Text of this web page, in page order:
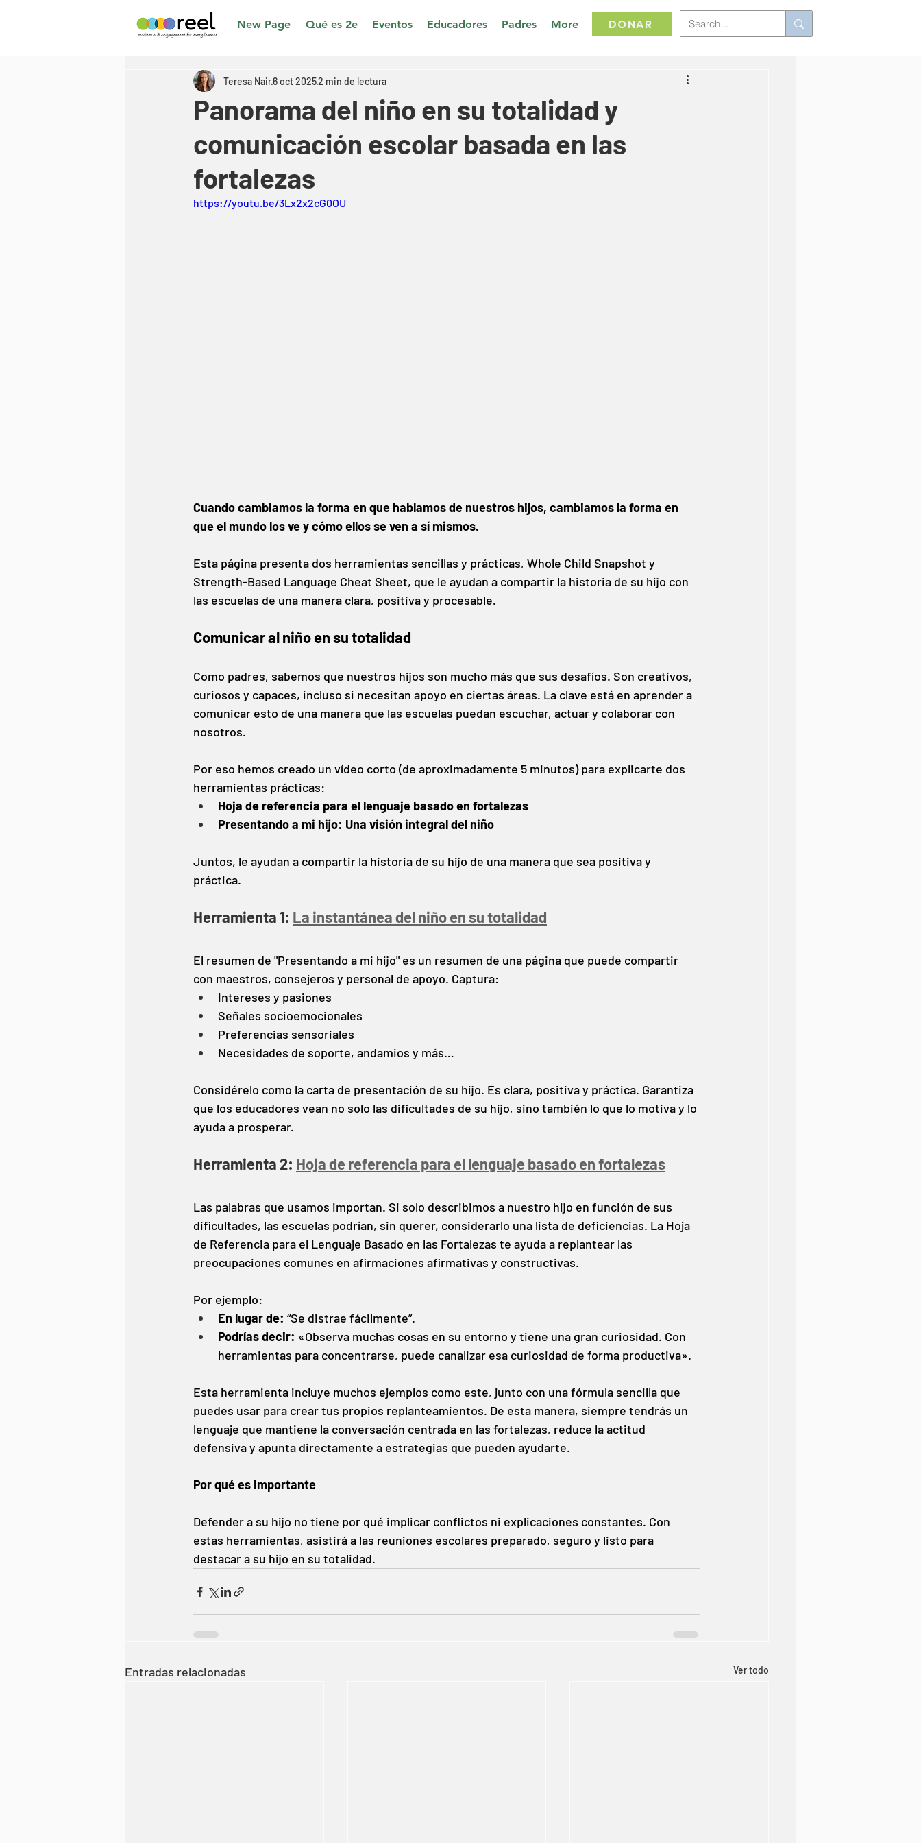
New Page Qué es 2e Eventos Educadores Padres More DONAR
Panorama del niño en su totalidad y
comunicación escolar basada en las
fortalezas
Teresa Nair6 oct 20252 min de lectura
https://youtu.be/3Lx2x2cG0OU
Cuando cambiamos la forma en que hablamos de nuestros hijos, cambiamos la forma en
que el mundo los ve y cómo ellos se ven a sí mismos.
Esta página presenta dos herramientas sencillas y prácticas, Whole Child Snapshot y
Strength-Based Language Cheat Sheet, que le ayudan a compartir la historia de su hijo con
las escuelas de una manera clara, positiva y procesable.
Comunicar al niño en su totalidad
Como padres, sabemos que nuestros hijos son mucho más que sus desafíos. Son creativos,
curiosos y capaces, incluso si necesitan apoyo en ciertas áreas. La clave está en aprender a
comunicar esto de una manera que las escuelas puedan escuchar, actuar y colaborar con
nosotros.
Por eso hemos creado un vídeo corto (de aproximadamente 5 minutos) para explicarte dos
herramientas prácticas:
Hoja de referencia para el lenguaje basado en fortalezas
Presentando a mi hijo: Una visión integral del niño
Juntos, le ayudan a compartir la historia de su hijo de una manera que sea positiva y
práctica.
Herramienta 1: La instantánea del niño en su totalidad
El resumen de "Presentando a mi hijo" es un resumen de una página que puede compartir
con maestros, consejeros y personal de apoyo. Captura:
Intereses y pasiones
Señales socioemocionales
Preferencias sensoriales
Necesidades de soporte, andamios y más…
Considérelo como la carta de presentación de su hijo. Es clara, positiva y práctica. Garantiza
que los educadores vean no solo las dificultades de su hijo, sino también lo que lo motiva y lo
ayuda a prosperar.
Herramienta 2: Hoja de referencia para el lenguaje basado en fortalezas
Las palabras que usamos importan. Si solo describimos a nuestro hijo en función de sus
dificultades, las escuelas podrían, sin querer, considerarlo una lista de deficiencias. La Hoja
de Referencia para el Lenguaje Basado en las Fortalezas te ayuda a replantear las
preocupaciones comunes en afirmaciones afirmativas y constructivas.
Por ejemplo:
En lugar de: “Se distrae fácilmente”.
Podrías decir: «Observa muchas cosas en su entorno y tiene una gran curiosidad. Con
herramientas para concentrarse, puede canalizar esa curiosidad de forma productiva».
Esta herramienta incluye muchos ejemplos como este, junto con una fórmula sencilla que
puedes usar para crear tus propios replanteamientos. De esta manera, siempre tendrás un
lenguaje que mantiene la conversación centrada en las fortalezas, reduce la actitud
defensiva y apunta directamente a estrategias que pueden ayudarte.
Por qué es importante
Defender a su hijo no tiene por qué implicar conflictos ni explicaciones constantes. Con
estas herramientas, asistirá a las reuniones escolares preparado, seguro y listo para
destacar a su hijo en su totalidad.
Entradas relacionadas Ver todo